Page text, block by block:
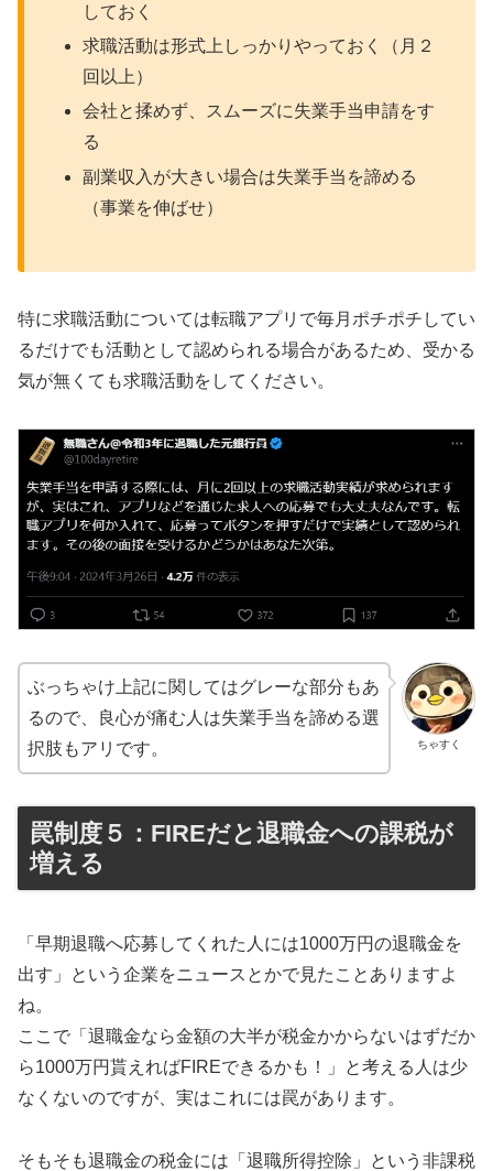
しておく
求職活動は形式上しっかりやっておく（月２
回以上）
会社と揉めず、スムーズに失業手当申請をす
る
副業収入が大きい場合は失業手当を諦める
（事業を伸ばせ）
特に求職活動については転職アプリで毎月ポチポチしてい
るだけでも活動として認められる場合があるため、受かる
気が無くても求職活動をしてください。
ちゃすく
ぶっちゃけ上記に関してはグレーな部分もあ
るので、良心が痛む人は失業手当を諦める選
択肢もアリです。
罠制度５：FIREだと退職金への課税が
増える
「早期退職へ応募してくれた人には1000万円の退職金を
出す」という企業をニュースとかで見たことありますよ
ね。
ここで「退職金なら金額の大半が税金かからないはずだか
ら1000万円貰えればFIREできるかも！」と考える人は少
なくないのですが、実はこれには罠があります。
そもそも退職金の税金には「退職所得控除」という非課税